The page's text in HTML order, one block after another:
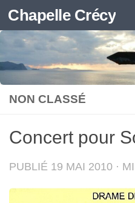
Skip to content
Chapelle Crécy
NON CLASSÉ
Concert pour
PUBLIÉ 19 MAI 2010 ·